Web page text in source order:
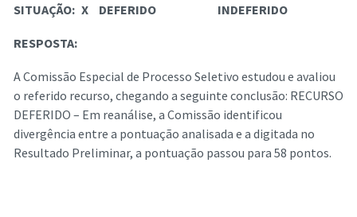
SITUAÇÃO: X DEFERIDO INDEFERIDO
RESPOSTA:
A Comissão Especial de Processo Seletivo estudou e avaliou
o referido recurso, chegando a seguinte conclusão: RECURSO
DEFERIDO – Em reanálise, a Comissão identificou
divergência entre a pontuação analisada e a digitada no
Resultado Preliminar, a pontuação passou para 58 pontos.